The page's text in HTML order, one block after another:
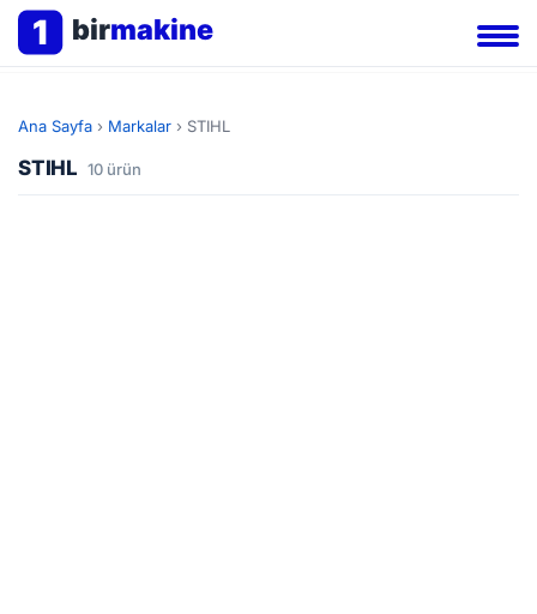
1 birmakine
Ana Sayfa › Markalar › STIHL
STIHL 10 ürün